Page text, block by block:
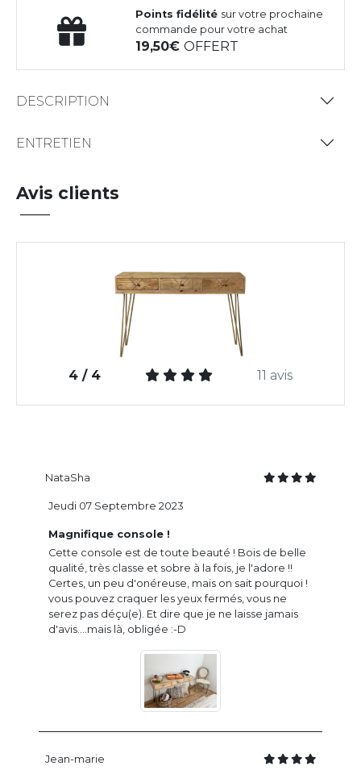
Points fidélité sur votre prochaine
commande pour votre achat
19,50OFFERT
DESCRIPTION
ENTRETIEN
Avis clients
4 / 4 11 avis
NataSha
Magnifique console !
Cette console est de toute beauté ! Bois de belle
qualité, très classe et sobre à la fois, je l'adore !!
Certes, un peu d'onéreuse, mais on sait pourquoi !
vous pouvez craquer les yeux fermés, vous ne
serez pas déçu(e). Et dire que je ne laisse jamais
d'avis....mais là, obligée :-D
Jeudi 07 Septembre 2023
Jean-marie